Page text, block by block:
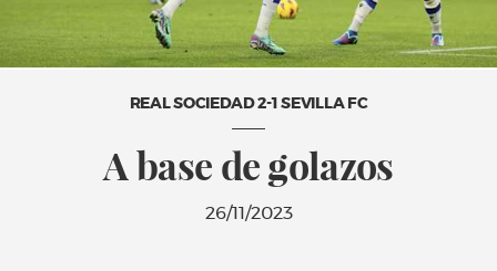
REAL SOCIEDAD 2-1 SEVILLA FC
A base de golazos
26/11/2023